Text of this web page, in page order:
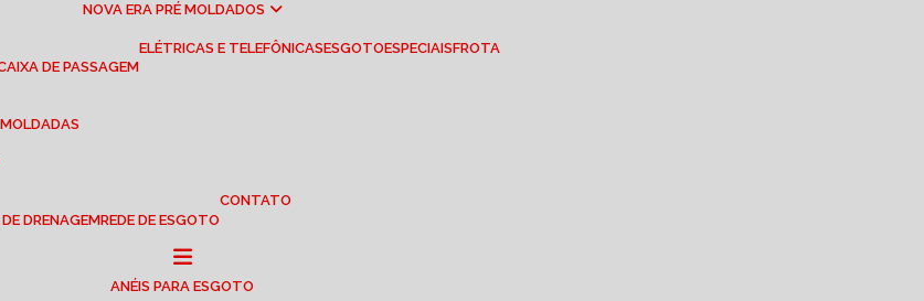
NOVA ERA PRÉ MOLDADOS
DE PASSAGEM
ELÉTRICAS E TELEFÔNICAS ESGOTO ESPECIAIS FROTA
MOLDADAS
DE DRENAGEM REDE DE ESGOTO
CONTATO
ANÉIS PARA ESGOTO